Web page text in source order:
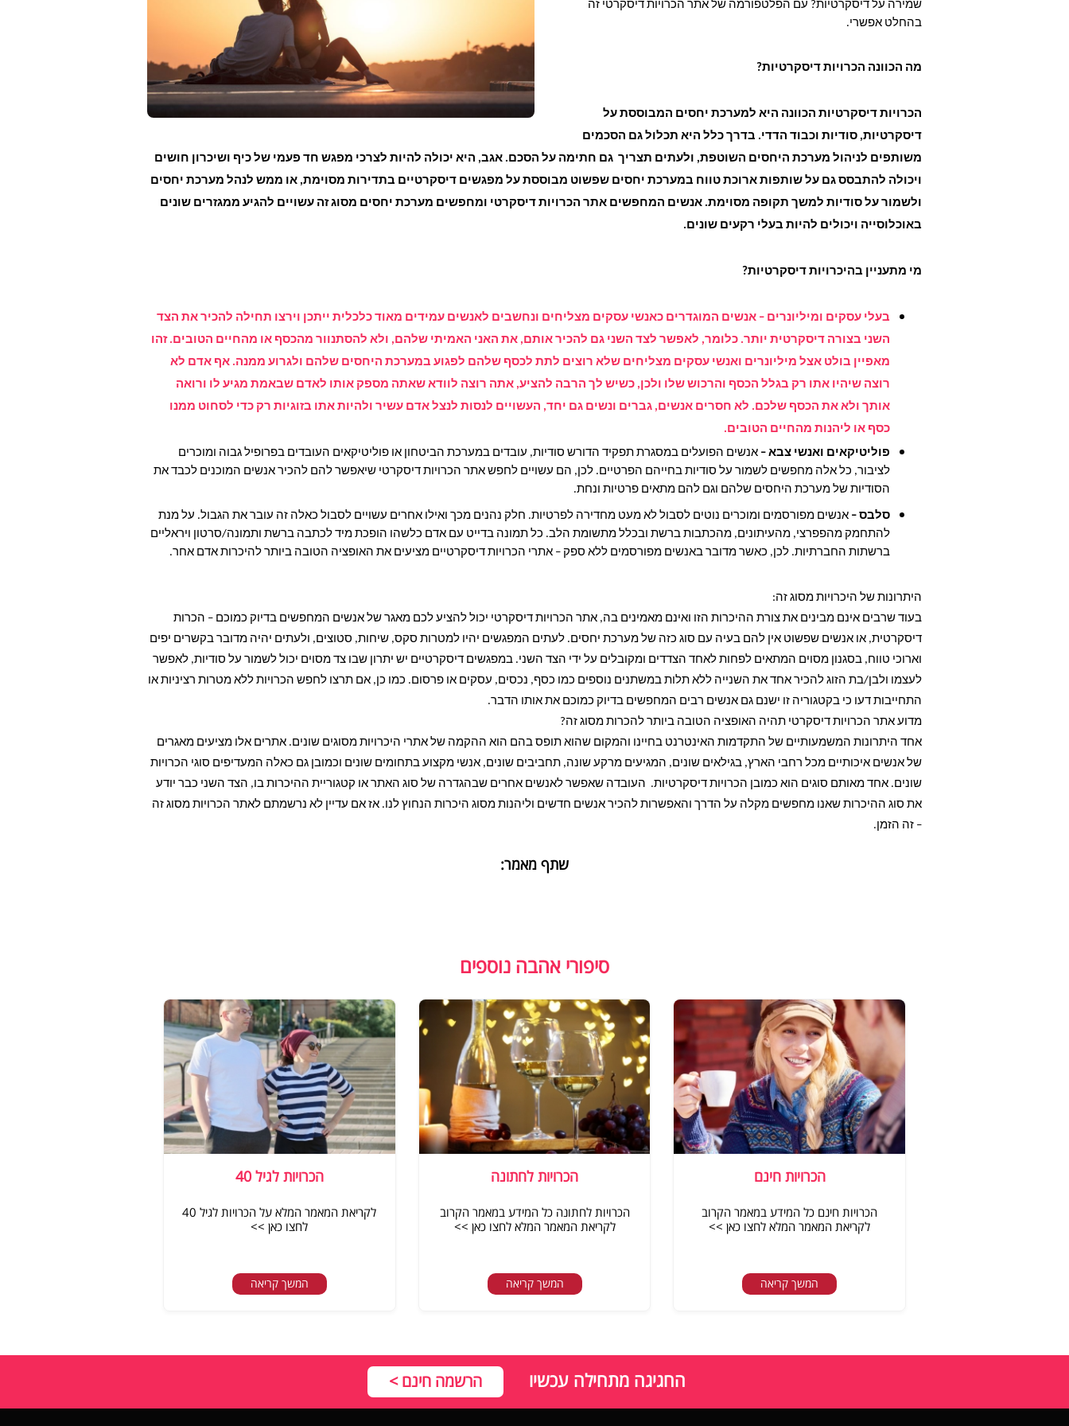
שמירה על דיסקרטיות? עם הפלטפורמה של אתר הכרויות דיסקרטי זה
בהחלט אפשרי.
מה הכוונה הכרויות דיסקרטיות?
הכרויות דיסקרטיות הכוונה היא למערכת יחסים המבוססת על
דיסקרטיות, סודיות וכבוד הדדי. בדרך כלל היא תכלול גם הסכמים
משותפים לניהול מערכת היחסים השוטפת, ולעתים תצריך גם חתימה על הסכם. אגב, היא יכולה להיות לצרכי מפגש חד פעמי של כיף ושיכרון חושים
ויכולה להתבסס גם על שותפות ארוכת טווח במערכת יחסים שפשוט מבוססת על מפגשים דיסקרטיים בתדירות מסוימת, או ממש לנהל מערכת יחסים
ולשמור על סודיות למשך תקופה מסוימת. אנשים המחפשים אתר הכרויות דיסקרטי ומחפשים מערכת יחסים מסוג זה עשויים להגיע ממגזרים שונים
באוכלוסייה ויכולים להיות בעלי רקעים שונים.
מי מתעניין בהיכרויות דיסקרטיות?
בעלי עסקים ומיליונרים – אנשים המוגדרים כאנשי עסקים מצליחים ונחשבים לאנשים עמידים מאוד כלכלית ייתכן וירצו תחילה להכיר את הצד
השני בצורה דיסקרטית יותר. כלומר, לאפשר לצד השני גם להכיר אותם, את האני האמיתי שלהם, ולא להסתנוור מהכסף או מהחיים הטובים. זהו
מאפיין בולט אצל מיליונרים ואנשי עסקים מצליחים שלא רוצים לתת לכסף שלהם לפגוע במערכת היחסים שלהם ולגרוע ממנה. אף אדם לא
רוצה שיהיו אתו רק בגלל הכסף והרכוש שלו ולכן, כשיש לך הרבה להציע, אתה רוצה לוודא שאתה מספק אותו לאדם שבאמת מגיע לו ורואה
אותך ולא את הכסף שלכם. לא חסרים אנשים, גברים ונשים גם יחד, העשויים לנסות לנצל אדם עשיר ולהיות אתו בזוגיות רק כדי לסחוט ממנו
כסף או ליהנות מהחיים הטובים.
פוליטיקאים ואנשי צבא – אנשים הפועלים במסגרת תפקיד הדורש סודיות, עובדים במערכת הביטחון או פוליטיקאים העובדים בפרופיל גבוה ומוכרים
לציבור, כל אלה מחפשים לשמור על סודיות בחייהם הפרטיים. לכן, הם עשויים לחפש אתר הכרויות דיסקרטי שיאפשר להם להכיר אנשים המוכנים לכבד את
הסודיות של מערכת היחסים שלהם וגם להם מתאים פרטיות ונחת.
סלבס – אנשים מפורסמים ומוכרים נוטים לסבול לא מעט מחדירה לפרטיות. חלק נהנים מכך ואילו אחרים עשויים לסבול כאלה זה עובר את הגבול. על מנת
להתחמק מהפפרצי, מהעיתונים, מהכתבות ברשת ובכלל מתשומת הלב. כל תמונה בדייט עם אדם כלשהו הופכת מיד לכתבה ברשת ותמונה/סרטון ויראליים
ברשתות החברתיות. לכן, כאשר מדובר באנשים מפורסמים ללא ספק – אתרי הכרויות דיסקרטיים מציעים את האופציה הטובה ביותר להיכרות אדם אחר.
היתרונות של היכרויות מסוג זה:
בעוד שרבים אינם מבינים את צורת ההיכרות הזו ואינם מאמינים בה, אתר הכרויות דיסקרטי יכול להציע לכם מאגר של אנשים המחפשים בדיוק כמוכם – הכרות
דיסקרטית, או אנשים שפשוט אין להם בעיה עם סוג כזה של מערכת יחסים. לעתים המפגשים יהיו למטרות סקס, שיחות, סטוצים, ולעתים יהיה מדובר בקשרים יפים
וארוכי טווח, בסגנון מסוים המתאים לפחות לאחד הצדדים ומקובלים על ידי הצד השני. במפגשים דיסקרטיים יש יתרון שבו צד מסוים יכול לשמור על סודיות, לאפשר
לעצמו ולבן/בת הזוג להכיר אחד את השנייה ללא תלות במשתנים נוספים כמו כסף, נכסים, עסקים או פרסום. כמו כן, אם תרצו לחפש הכרויות ללא מטרות רציניות או
התחייבות דעו כי בקטגוריה זו ישנם גם אנשים רבים המחפשים בדיוק כמוכם את אותו הדבר.
מדוע אתר הכרויות דיסקרטי תהיה האופציה הטובה ביותר להכרות מסוג זה?
אחד היתרונות המשמעותיים של התקדמות האינטרנט בחיינו והמקום שהוא תופס בהם הוא ההקמה של אתרי היכרויות מסוגים שונים. אתרים אלו מציעים מאגרים
של אנשים איכותיים מכל רחבי הארץ, בגילאים שונים, המגיעים מרקע שונה, תחביבים שונים, אנשי מקצוע בתחומים שונים וכמובן גם כאלה המעדיפים סוגי הכרויות
שונים. אחד מאותם סוגים הוא כמובן הכרויות דיסקרטיות. העובדה שאפשר לאנשים אחרים שבהגדרה של סוג האתר או קטגוריית ההיכרות בו, הצד השני כבר יודע
את סוג ההיכרות שאנו מחפשים מקלה על הדרך והאפשרות להכיר אנשים חדשים וליהנות מסוג היכרות הנחוץ לנו. אז אם עדיין לא נרשמתם לאתר הכרויות מסוג זה
– זה הזמן.
שתף מאמר:
סיפורי אהבה נוספים
הכרויות חינם
הכרויות חינם כל המידע במאמר הקרוב
לקריאת המאמר המלא לחצו כאן >>
המשך קריאה
הכרויות לחתונה
הכרויות לחתונה כל המידע במאמר הקרוב
לקריאת המאמר המלא לחצו כאן >>
המשך קריאה
הכרויות לגיל 40
לקריאת המאמר המלא על הכרויות לגיל 40
לחצו כאן >>
המשך קריאה
החגיגה מתחילה עכשיו הרשמה חינם >